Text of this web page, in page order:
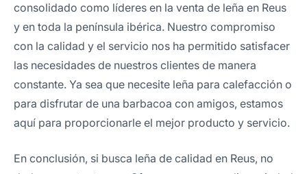
consolidado como líderes en la venta de leña en Reus
y en toda la península ibérica. Nuestro compromiso
con la calidad y el servicio nos ha permitido satisfacer
las necesidades de nuestros clientes de manera
constante. Ya sea que necesite leña para calefacción o
para disfrutar de una barbacoa con amigos, estamos
aquí para proporcionarle el mejor producto y servicio.
En conclusión, si busca leña de calidad en Reus, no